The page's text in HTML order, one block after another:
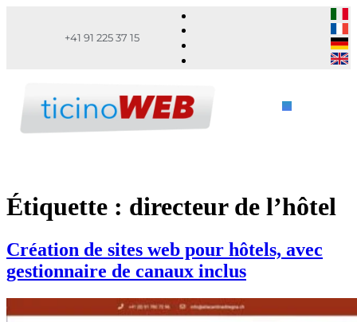
+41 91 225 37 15
Étiquette : directeur de l’hôtel
Création de sites web pour hôtels, avec
gestionnaire de canaux inclus